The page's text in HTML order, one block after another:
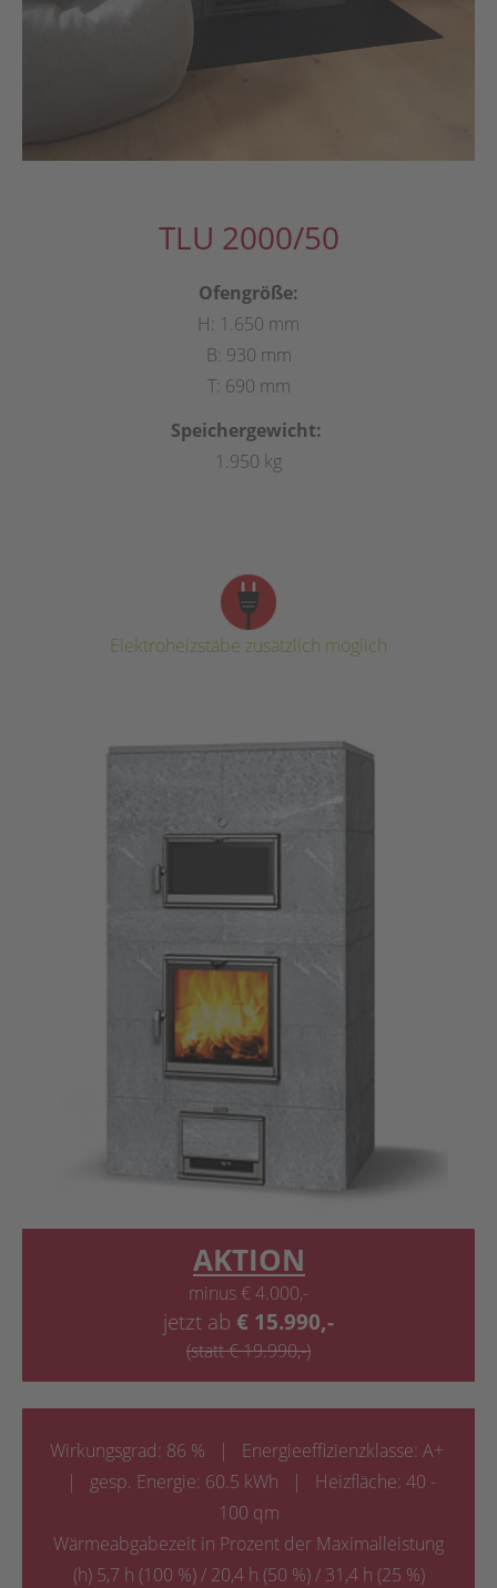
TLU 2000/50
Ofengröße:
H: 1.650 mm
B: 930 mm
T: 690 mm
Speichergewicht:
1.950 kg
Elektroheizstäbe zusätzlich möglich
AKTION
minus € 4.000,-
jetzt ab € 15.990,-
(statt € 19.990,-)
Wirkungsgrad: 86 % | Energieeffizienzklasse: A+
| gesp. Energie: 60.5 kWh | Heizfläche: 40 -
100 qm
Wärmeabgabezeit in Prozent der Maximalleistung
(h) 5,7 h (100 %) / 20,4 h (50 %) / 31,4 h (25 %)